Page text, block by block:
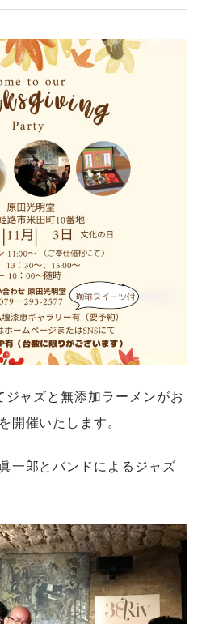
ジャズと無添加ラーメンがお
開催いたします。
一郎とバンドによるジャズ